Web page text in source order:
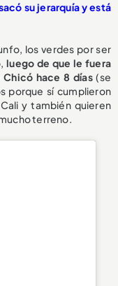
su jerarquía y está
los verdes por ser
luego de que le fuera
hace 8 días(se
porque sí cumplieron
y también quieren
terreno.